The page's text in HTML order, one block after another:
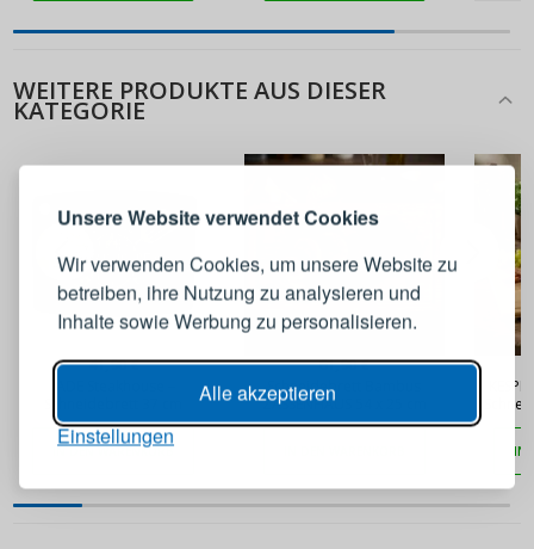
Unsere Website verwendet Cookies
Wir verwenden Cookies, um unsere Website zu
betreiben, ihre Nutzung zu analysieren und
Inhalte sowie Werbung zu personalisieren.
Alle akzeptieren
Einstellungen
WEITERE PRODUKTE AUS DIESER
KATEGORIE
41,90 €
IN DEN WARENKORB
61,90 €
Schneidebrett Bambus
ZASSENHAUS 54 x 25 cm
IN
ANMELDEN
Melden Sie sich bei Ihrem
E-Mail-Adresse